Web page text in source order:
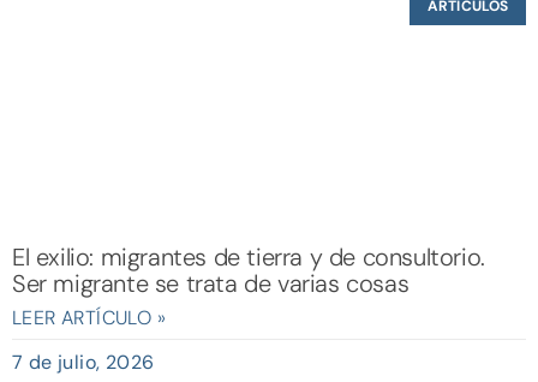
ARTÍCULOS
El exilio: migrantes de tierra y de consultorio.
Ser migrante se trata de varias cosas
LEER ARTÍCULO »
7 de julio, 2026